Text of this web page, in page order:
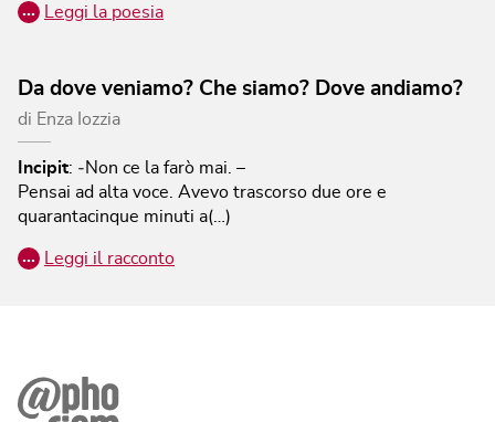
… Leggi la poesia
Da dove veniamo? Che siamo? Dove andiamo?
di Enza Iozzia
Incipit: ‐Non ce la farò mai. –
Pensai ad alta voce. Avevo trascorso due ore e
quarantacinque minuti a(…)
… Leggi il racconto